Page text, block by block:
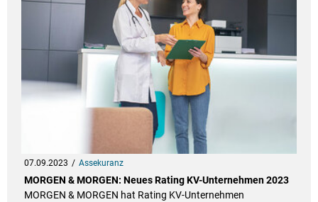
07.09.2023 Assekuranz
MORGEN & MORGEN: Neues Rating KV-Unternehmen 2023
MORGEN & MORGEN hat Rating KV-Unternehmen